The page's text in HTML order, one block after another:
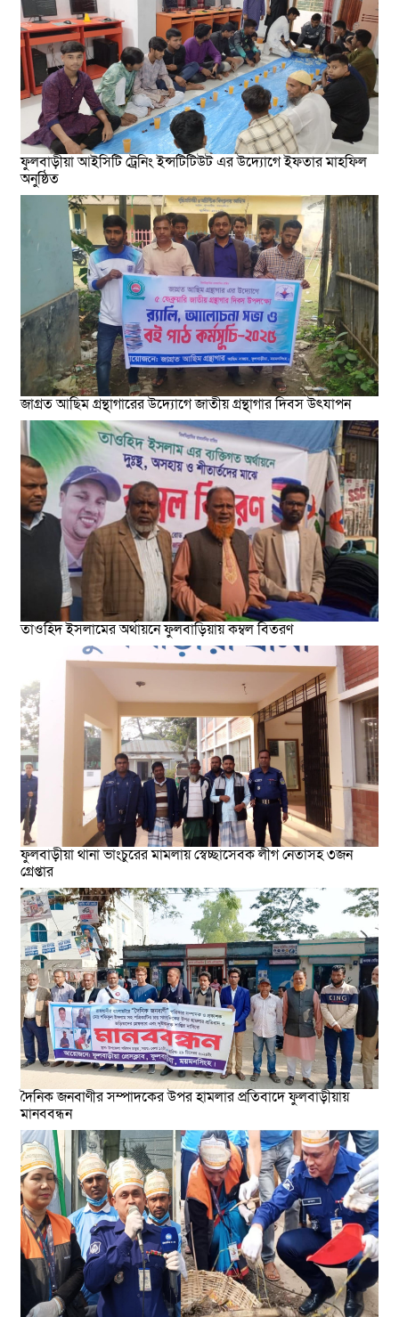
ফুলবাড়ীয়া আইসিটি ট্রেনিং ইন্সটিটিউট এর উদ্যোগে ইফতার মাহফিল
অনুষ্ঠিত
জাগ্রত আছিম গ্রন্থাগারের উদ্যোগে জাতীয় গ্রন্থাগার দিবস উৎযাপন
তাওহিদ ইসলামের অর্থায়নে ফুলবাড়িয়ায় কম্বল বিতরণ
ফুলবাড়ীয়া থানা ভাংচুরের মামলায় স্বেচ্ছাসেবক লীগ নেতাসহ ৩জন
গ্রেপ্তার
দৈনিক জনবাণীর সম্পাদকের উপর হামলার প্রতিবাদে ফুলবাড়ীয়ায়
মানববন্ধন